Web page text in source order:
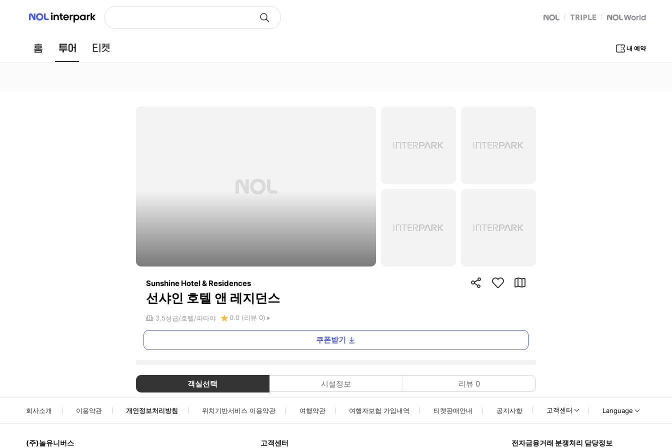
NOL 인터파크
NOL
트리플 Global Interpark
홈 투어 내 예약
Sunshine Hotel & Residences
선샤인 호텔 앤 레지던스
3.5성급 호텔 파타야 0.0 (리뷰 0)
쿠폰받기
객실선택 시설정보 리뷰 0
회사소개 이용약관 개인정보처리방침 위치기반서비스 이용약관 여행약관 여행자보험 가입내역 티켓판매안내 공지사항 고객센터 Language
(주)놀유니버스 고객센터 전자금융거래 분쟁처리 담당정보